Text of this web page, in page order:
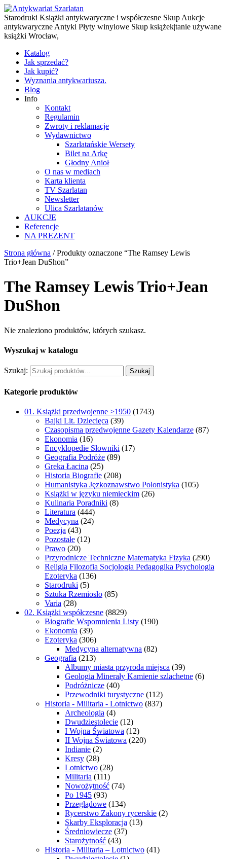
Starodruki Książki antykwaryczne i współczesne Skup Aukcje
antykwaryczne Antyki Płyty winylowe Skup książek|tanie używane
książki Wrocław,
Katalog
Jak sprzedać?
Jak kupić?
Wyznania antykwariusza.
Blog
Info
Kontakt
Regulamin
Zwroty i reklamacje
Wydawnictwo
Szarlatańskie Wersety
Bilet na Arkę
Głodny Anioł
O nas w mediach
Karta klienta
TV Szarlatan
Newsletter
Ulica Szarlatanów
AUKCJE
Referencje
NA PREZENT
Strona główna / Produkty oznaczone “The Ramsey Lewis
Trio+Jean DuShon”
The Ramsey Lewis Trio+Jean
DuShon
Nie znaleziono produktów, których szukasz.
Wyszukaj w katalogu
Szukaj: Szukaj
Kategorie produktów
01. Książki przedwojenne >1950 (1743)
Bajki Lit. Dziecięca (39)
Czasopisma przedwojenne Gazety Kalendarze (87)
Ekonomia (16)
Encyklopedie Słowniki (17)
Geografia Podróże (89)
Greka Łacina (25)
Historia Biografie (208)
Humanistyka Jęzkoznawstwo Polonistyka (105)
Książki w języku niemieckim (26)
Kulinaria Poradniki (8)
Literatura (444)
Medycyna (24)
Poezja (43)
Pozostałe (12)
Prawo (20)
Przyrodnicze Techniczne Matematyka Fizyka (290)
Religia Filozofia Socjologia Pedagogika Psychologia
Ezoteryka (136)
Starodruki (5)
Sztuka Rzemiosło (85)
Varia (28)
02. Książki współczesne (8829)
Biografie Wspomnienia Listy (190)
Ekonomia (39)
Ezoteryka (306)
Medycyna alternatywna (82)
Geografia (213)
Albumy miasta przyroda miejsca (39)
Geologia Minerały Kamienie szlachetne (6)
Podróżnicze (40)
Przewodniki turystyczne (112)
Historia - Militaria - Lotnictwo (837)
Archeologia (4)
Dwudziestolecie (12)
I Wojna Światowa (12)
II Wojna Światowa (220)
Indianie (2)
Kresy (28)
Lotnictwo (28)
Militaria (111)
Nowożytność (74)
Po 1945 (93)
Przeglądowe (134)
Rycerstwo Zakony rycerskie (2)
Skarby Eksploracja (13)
Średniowiecze (37)
Starożytność (43)
Historia - Militaria – Lotnictwo (41)